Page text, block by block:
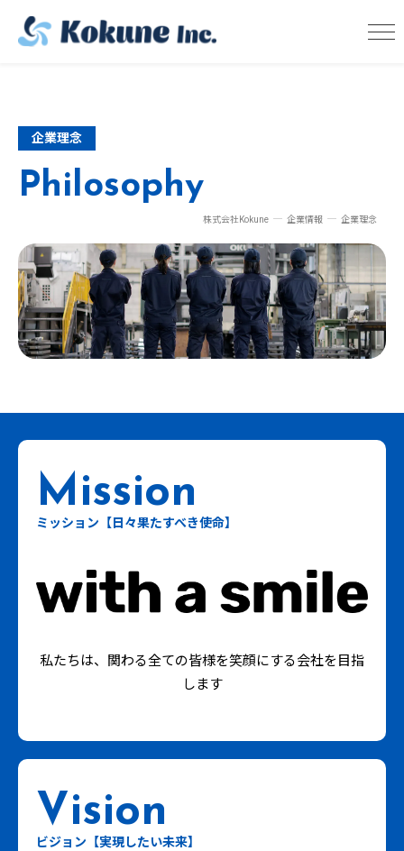
企業理念
Philosophy
株式会社Kokune 企業情報 企業理念
ミッション【日々果たすべき使命】
私たちは、関わる全ての皆様を笑顔にする会社を目指
します
ビジョン【実現したい未来】